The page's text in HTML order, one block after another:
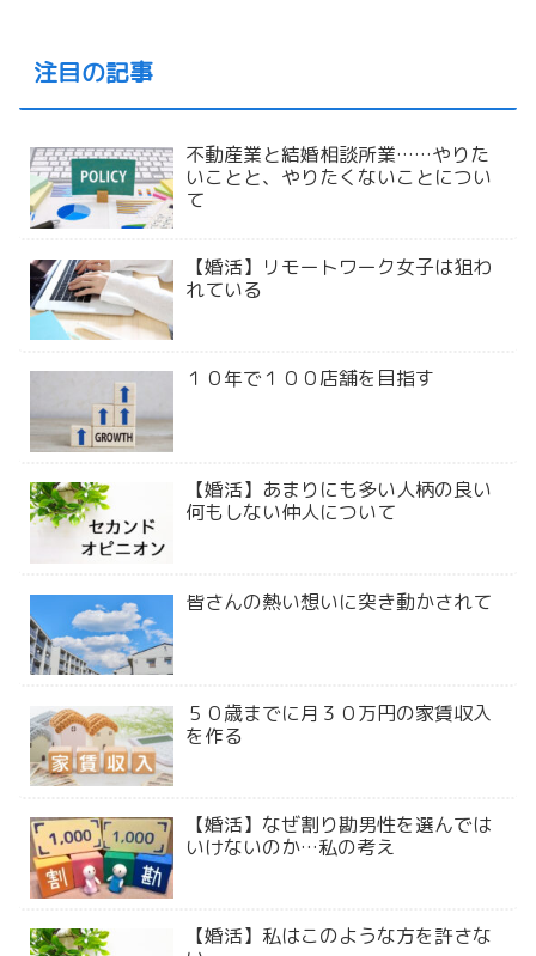
注目の記事
不動産業と結婚相談所業……やりた
いことと、やりたくないことについ
て
【婚活】リモートワーク女子は狙わ
れている
１０年で１００店舗を目指す
【婚活】あまりにも多い人柄の良い
何もしない仲人について
皆さんの熱い想いに突き動かされて
５０歳までに月３０万円の家賃収入
を作る
【婚活】なぜ割り勘男性を選んでは
いけないのか…私の考え
【婚活】私はこのような方を許さな